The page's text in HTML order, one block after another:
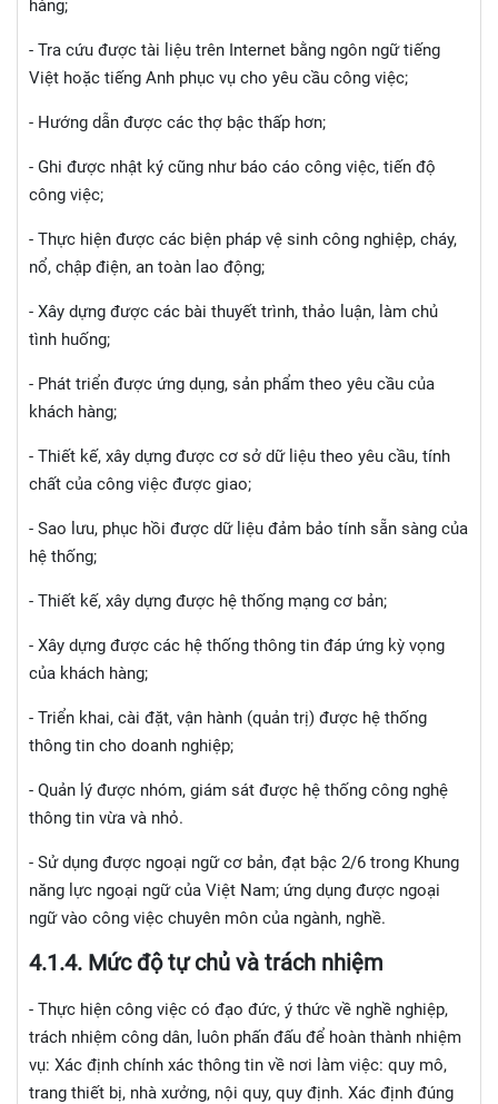
hàng;
- Tra cứu được tài liệu trên Internet bằng ngôn ngữ tiếng
Việt hoặc tiếng Anh phục vụ cho yêu cầu công việc;
- Hướng dẫn được các thợ bậc thấp hơn;
- Ghi được nhật ký cũng như báo cáo công việc, tiến độ
công việc;
- Thực hiện được các biện pháp vệ sinh công nghiệp, cháy,
nổ, chập điện, an toàn lao động;
- Xây dựng được các bài thuyết trình, thảo luận, làm chủ
tình huống;
- Phát triển được ứng dụng, sản phẩm theo yêu cầu của
khách hàng;
- Thiết kế, xây dựng được cơ sở dữ liệu theo yêu cầu, tính
chất của công việc được giao;
- Sao lưu, phục hồi được dữ liệu đảm bảo tính sẵn sàng của
hệ thống;
- Thiết kế, xây dựng được hệ thống mạng cơ bản;
- Xây dựng được các hệ thống thông tin đáp ứng kỳ vọng
của khách hàng;
- Triển khai, cài đặt, vận hành (quản trị) được hệ thống
thông tin cho doanh nghiệp;
- Quản lý được nhóm, giám sát được hệ thống công nghệ
thông tin vừa và nhỏ.
- Sử dụng được ngoại ngữ cơ bản, đạt bậc 2/6 trong Khung
năng lực ngoại ngữ của Việt Nam; ứng dụng được ngoại
ngữ vào công việc chuyên môn của ngành, nghề.
4.1.4. Mức độ tự chủ và trách nhiệm
- Thực hiện công việc có đạo đức, ý thức về nghề nghiệp,
trách nhiệm công dân, luôn phấn đấu để hoàn thành nhiệm
vụ: Xác định chính xác thông tin về nơi làm việc: quy mô,
trang thiết bị, nhà xưởng, nội quy, quy định. Xác định đúng